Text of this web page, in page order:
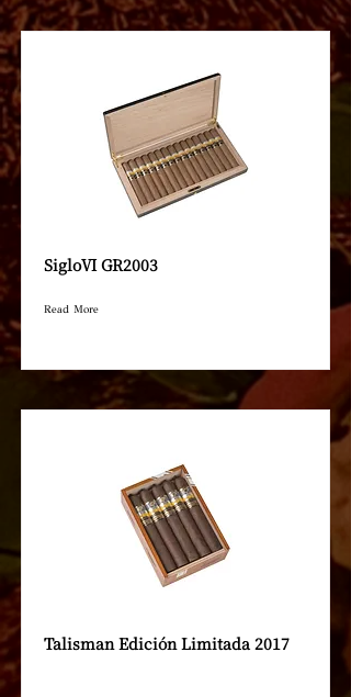
SigloⅥ GR2003
Read More
Talisman Edición Limitada 2017